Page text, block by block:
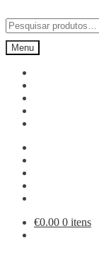
para
a
navegação
para
o
conteúdo
Pesquisar
por:
Menu
€0.00 0 itens